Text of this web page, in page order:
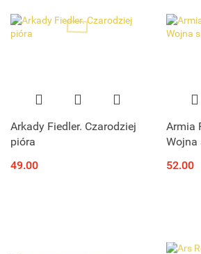
Arkady Fiedler. Czarodziej
pióra
49.00
Armia
Wojna
52.00